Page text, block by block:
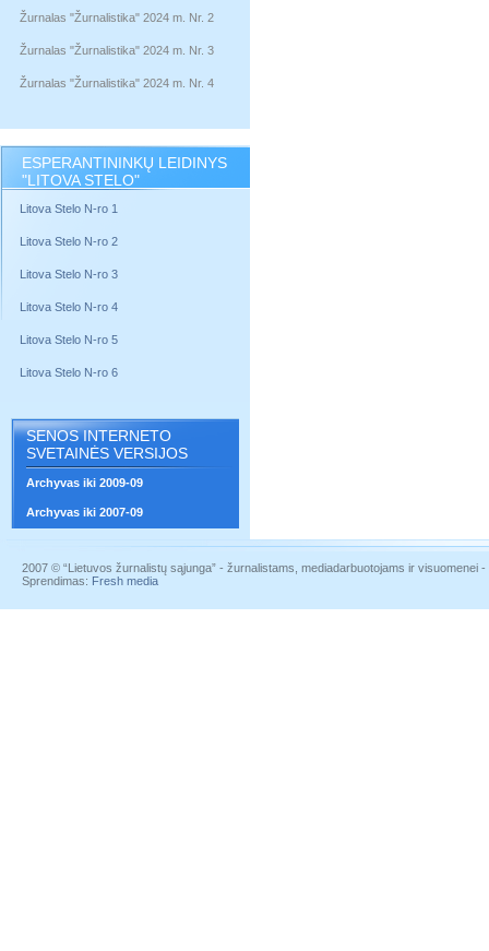
Žurnalas "Žurnalistika" 2024 m. Nr. 2
Žurnalas "Žurnalistika" 2024 m. Nr. 3
Žurnalas "Žurnalistika" 2024 m. Nr. 4
ESPERANTININKŲ LEIDINYS
"LITOVA STELO"
Litova Stelo N-ro 1
Litova Stelo N-ro 2
Litova Stelo N-ro 3
Litova Stelo N-ro 4
Litova Stelo N-ro 5
Litova Stelo N-ro 6
SENOS INTERNETO
SVETAINĖS VERSIJOS
Archyvas iki 2009-09
Archyvas iki 2007-09
2007 © “Lietuvos žurnalistų sąjunga” - žurnalistams, mediadarbuotojams ir visuomenei
Sprendimas: Fresh media